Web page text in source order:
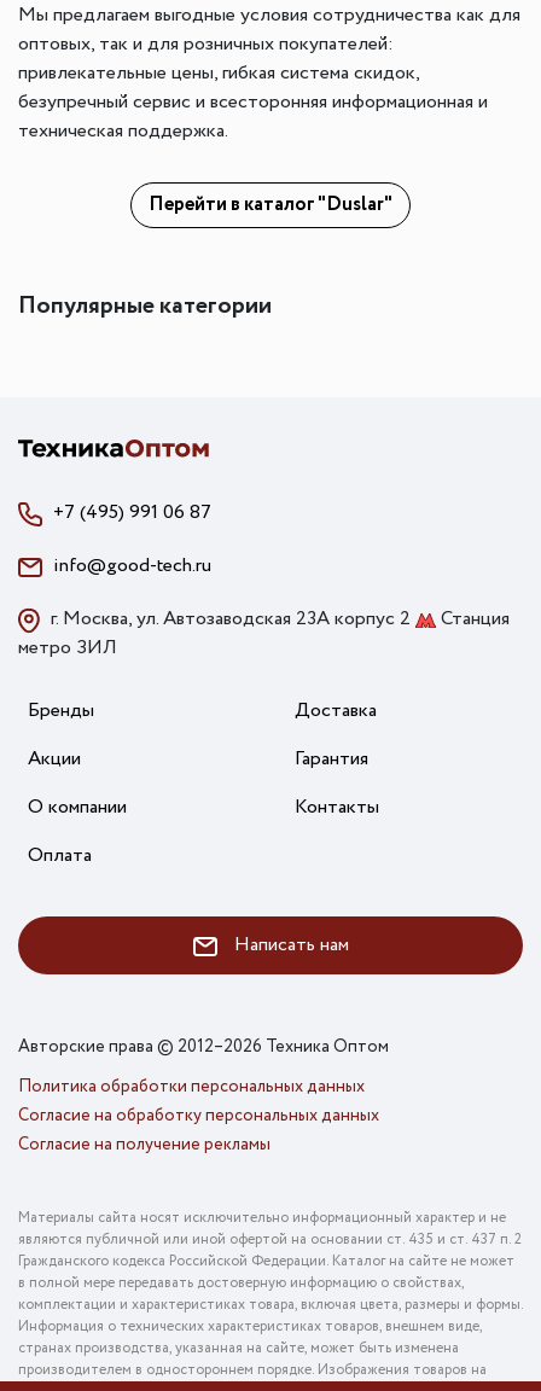
Мы предлагаем выгодные условия сотрудничества как для
оптовых, так и для розничных покупателей:
привлекательные цены, гибкая система скидок,
безупречный сервис и всесторонняя информационная и
техническая поддержка.
Перейти в каталог "Duslar"
Популярные категории
+7 (495) 991 06 87
info@good-tech.ru
г. Москва, ул. Автозаводская 23А корпус 2
Станция
метро ЗИЛ
Бренды
Акции
О компании
Оплата
Доставка
Гарантия
Контакты
Написать нам
Авторские права © 2012–2026 Техника Оптом
Политика обработки персональных данных
Согласие на обработку персональных данных
Согласие на получение рекламы
Материалы сайта носят исключительно информационный характер и не
являются публичной или иной офертой на основании ст. 435 и ст. 437 п. 2
Гражданского кодекса Российской Федерации. Каталог на сайте не может
в полной мере передавать достоверную информацию о свойствах,
комплектации и характеристиках товара, включая цвета, размеры и формы.
Информация о технических характеристиках товаров, внешнем виде,
странах производства, указанная на сайте, может быть изменена
производителем в одностороннем порядке. Изображения товаров на